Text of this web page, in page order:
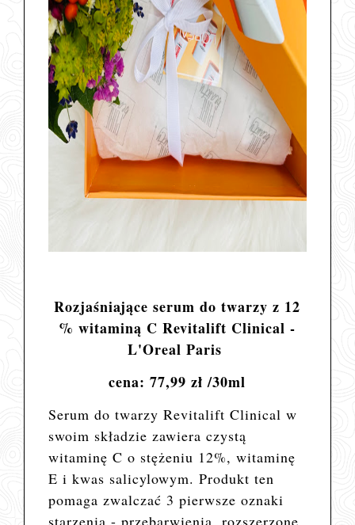
Rozjaśniające serum do twarzy z 12
% witaminą C Revitalift Clinical -
L'Oreal Paris
cena: 77,99 zł /30ml
Serum do twarzy Revitalift Clinical w
swoim składzie zawiera czystą
witaminę C o stężeniu 12%, witaminę
E i kwas salicylowym. Produkt ten
pomaga zwalczać 3 pierwsze oznaki
starzenia - przebarwienia, rozszerzone